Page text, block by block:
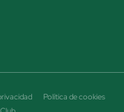
Política de cookies